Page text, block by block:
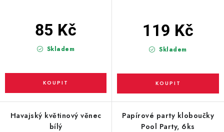
Skladem
85 Kč
Skladem
119 Kč
Havajský květinový věnec
bílý
Papírové party kloboučky
Pool Party, 6ks